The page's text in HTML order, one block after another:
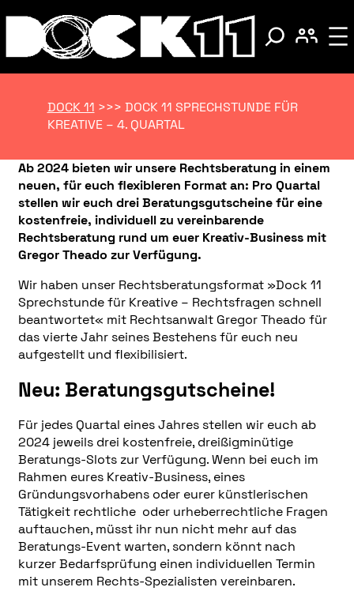
DOCK 11 >>> DOCK 11 SPRECHSTUNDE FÜR
KREATIVE – 4. QUARTAL
Ab 2024 bieten wir unsere Rechtsberatung in einem
neuen, für euch flexibleren Format an: Pro Quartal
stellen wir euch drei Beratungsgutscheine für eine
kostenfreie, individuell zu vereinbarende
Rechtsberatung rund um euer Kreativ-Business mit
Gregor Theado zur Verfügung.
Wir haben unser Rechtsberatungsformat »Dock 11
Sprechstunde für Kreative – Rechtsfragen schnell
beantwortet« mit Rechtsanwalt Gregor Theado für
das vierte Jahr seines Bestehens für euch neu
aufgestellt und flexibilisiert.
Neu: Beratungsgutscheine!
Für jedes Quartal eines Jahres stellen wir euch ab
2024 jeweils drei kostenfreie, dreißigminütige
Beratungs-Slots zur Verfügung. Wenn bei euch im
Rahmen eures Kreativ-Business, eines
Gründungsvorhabens oder eurer künstlerischen
Tätigkeit rechtliche oder urheberrechtliche Fragen
auftauchen, müsst ihr nun nicht mehr auf das
Beratungs-Event warten, sondern könnt nach
kurzer Bedarfsprüfung einen individuellen Termin
mit unserem Rechts-Spezialisten vereinbaren.